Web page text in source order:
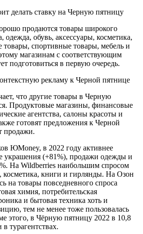
делать ставку на Черную пятницу
продаются товары широкого
одежда, обувь, аксессуары, косметика,
товары, спортивные товары, мебель и
магазинам с соответствующим
подготовиться в первую очередь.
что другие товары в Черную
Продуктовые магазины, финансовые
агентства, салоны красоты и
готовят предложения к Черной
продажи.
ЮMoney, в 2022 году активнее
украшения (+81%), продажи одежды и
На Wildberries наибольшим спросом
косметика, книги и гирлянды. На Озон
на товары повседневного спроса
химия, потребительская
и бытовая техника хоть и
тем не менее тоже пользовалась
этого, в Чёрную пятницу 2022 в 10,8
турагентствах.